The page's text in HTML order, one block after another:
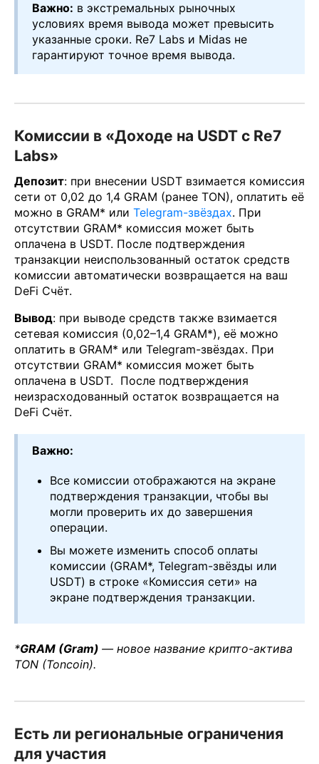
Важно: в экстремальных рыночных
условиях время вывода может превысить
указанные сроки. Re7 Labs и Midas не
гарантируют точное время вывода.
Комиссии в «Доходе на USDT с Re7
Labs»
Депозит: при внесении USDT взимается комиссия
сети от 0,02 до 1,4 GRAM (ранее TON), оплатить её
можно в GRAM* или Telegram-звёздах. При
отсутствии GRAM* комиссия может быть
оплачена в USDT. После подтверждения
транзакции неиспользованный остаток средств
комиссии автоматически возвращается на ваш
DeFi Счёт.
Вывод: при выводе средств также взимается
сетевая комиссия (0,02–1,4 GRAM*), её можно
оплатить в GRAM* или Telegram-звёздах. При
отсутствии GRAM* комиссия может быть
оплачена в USDT. После подтверждения
неизрасходованный остаток возвращается на
DeFi Счёт.
Важно:
Все комиссии отображаются на экране
подтверждения транзакции, чтобы вы
могли проверить их до завершения
операции.
Вы можете изменить способ оплаты
комиссии (GRAM*, Telegram-звёзды или
USDT) в строке «Комиссия сети» на
экране подтверждения транзакции.
*GRAM (Gram) — новое название крипто-актива
TON (Toncoin).
Есть ли региональные ограничения
для участия